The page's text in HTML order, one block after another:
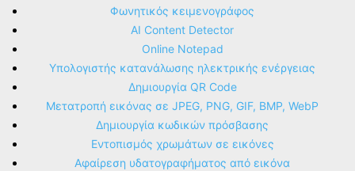
Φωνητικός κειμενογράφος
AI Content Detector
Online Notepad
Υπολογιστής κατανάλωσης ηλεκτρικής ενέργειας
Δημιουργία QR Code
Μετατροπή εικόνας σε JPEG, PNG, GIF, BMP, WebP
Δημιουργία κωδικών πρόσβασης
Εντοπισμός χρωμάτων σε εικόνες
Αφαίρεση υδατογραφήματος από εικόνα